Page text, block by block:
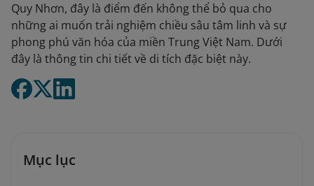
Quy Nhơn, đây là điểm đến không thể bỏ qua cho
những ai muốn trải nghiệm chiều sâu tâm linh và sự
phong phú văn hóa của miền Trung Việt Nam. Dưới
đây là thông tin chi tiết về di tích đặc biệt này.
Mục lục